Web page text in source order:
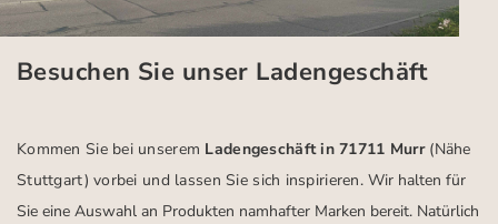
Besuchen Sie unser Ladengeschäft
Kommen Sie bei unserem Ladengeschäft in 71711 Murr (Nähe
Stuttgart) vorbei und lassen Sie sich inspirieren.Wir halten für
Sie eine Auswahl an Produkten namhafter Marken bereit. Natürlich